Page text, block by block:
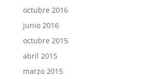
octubre 2016
junio 2016
octubre 2015
abril 2015
marzo 2015